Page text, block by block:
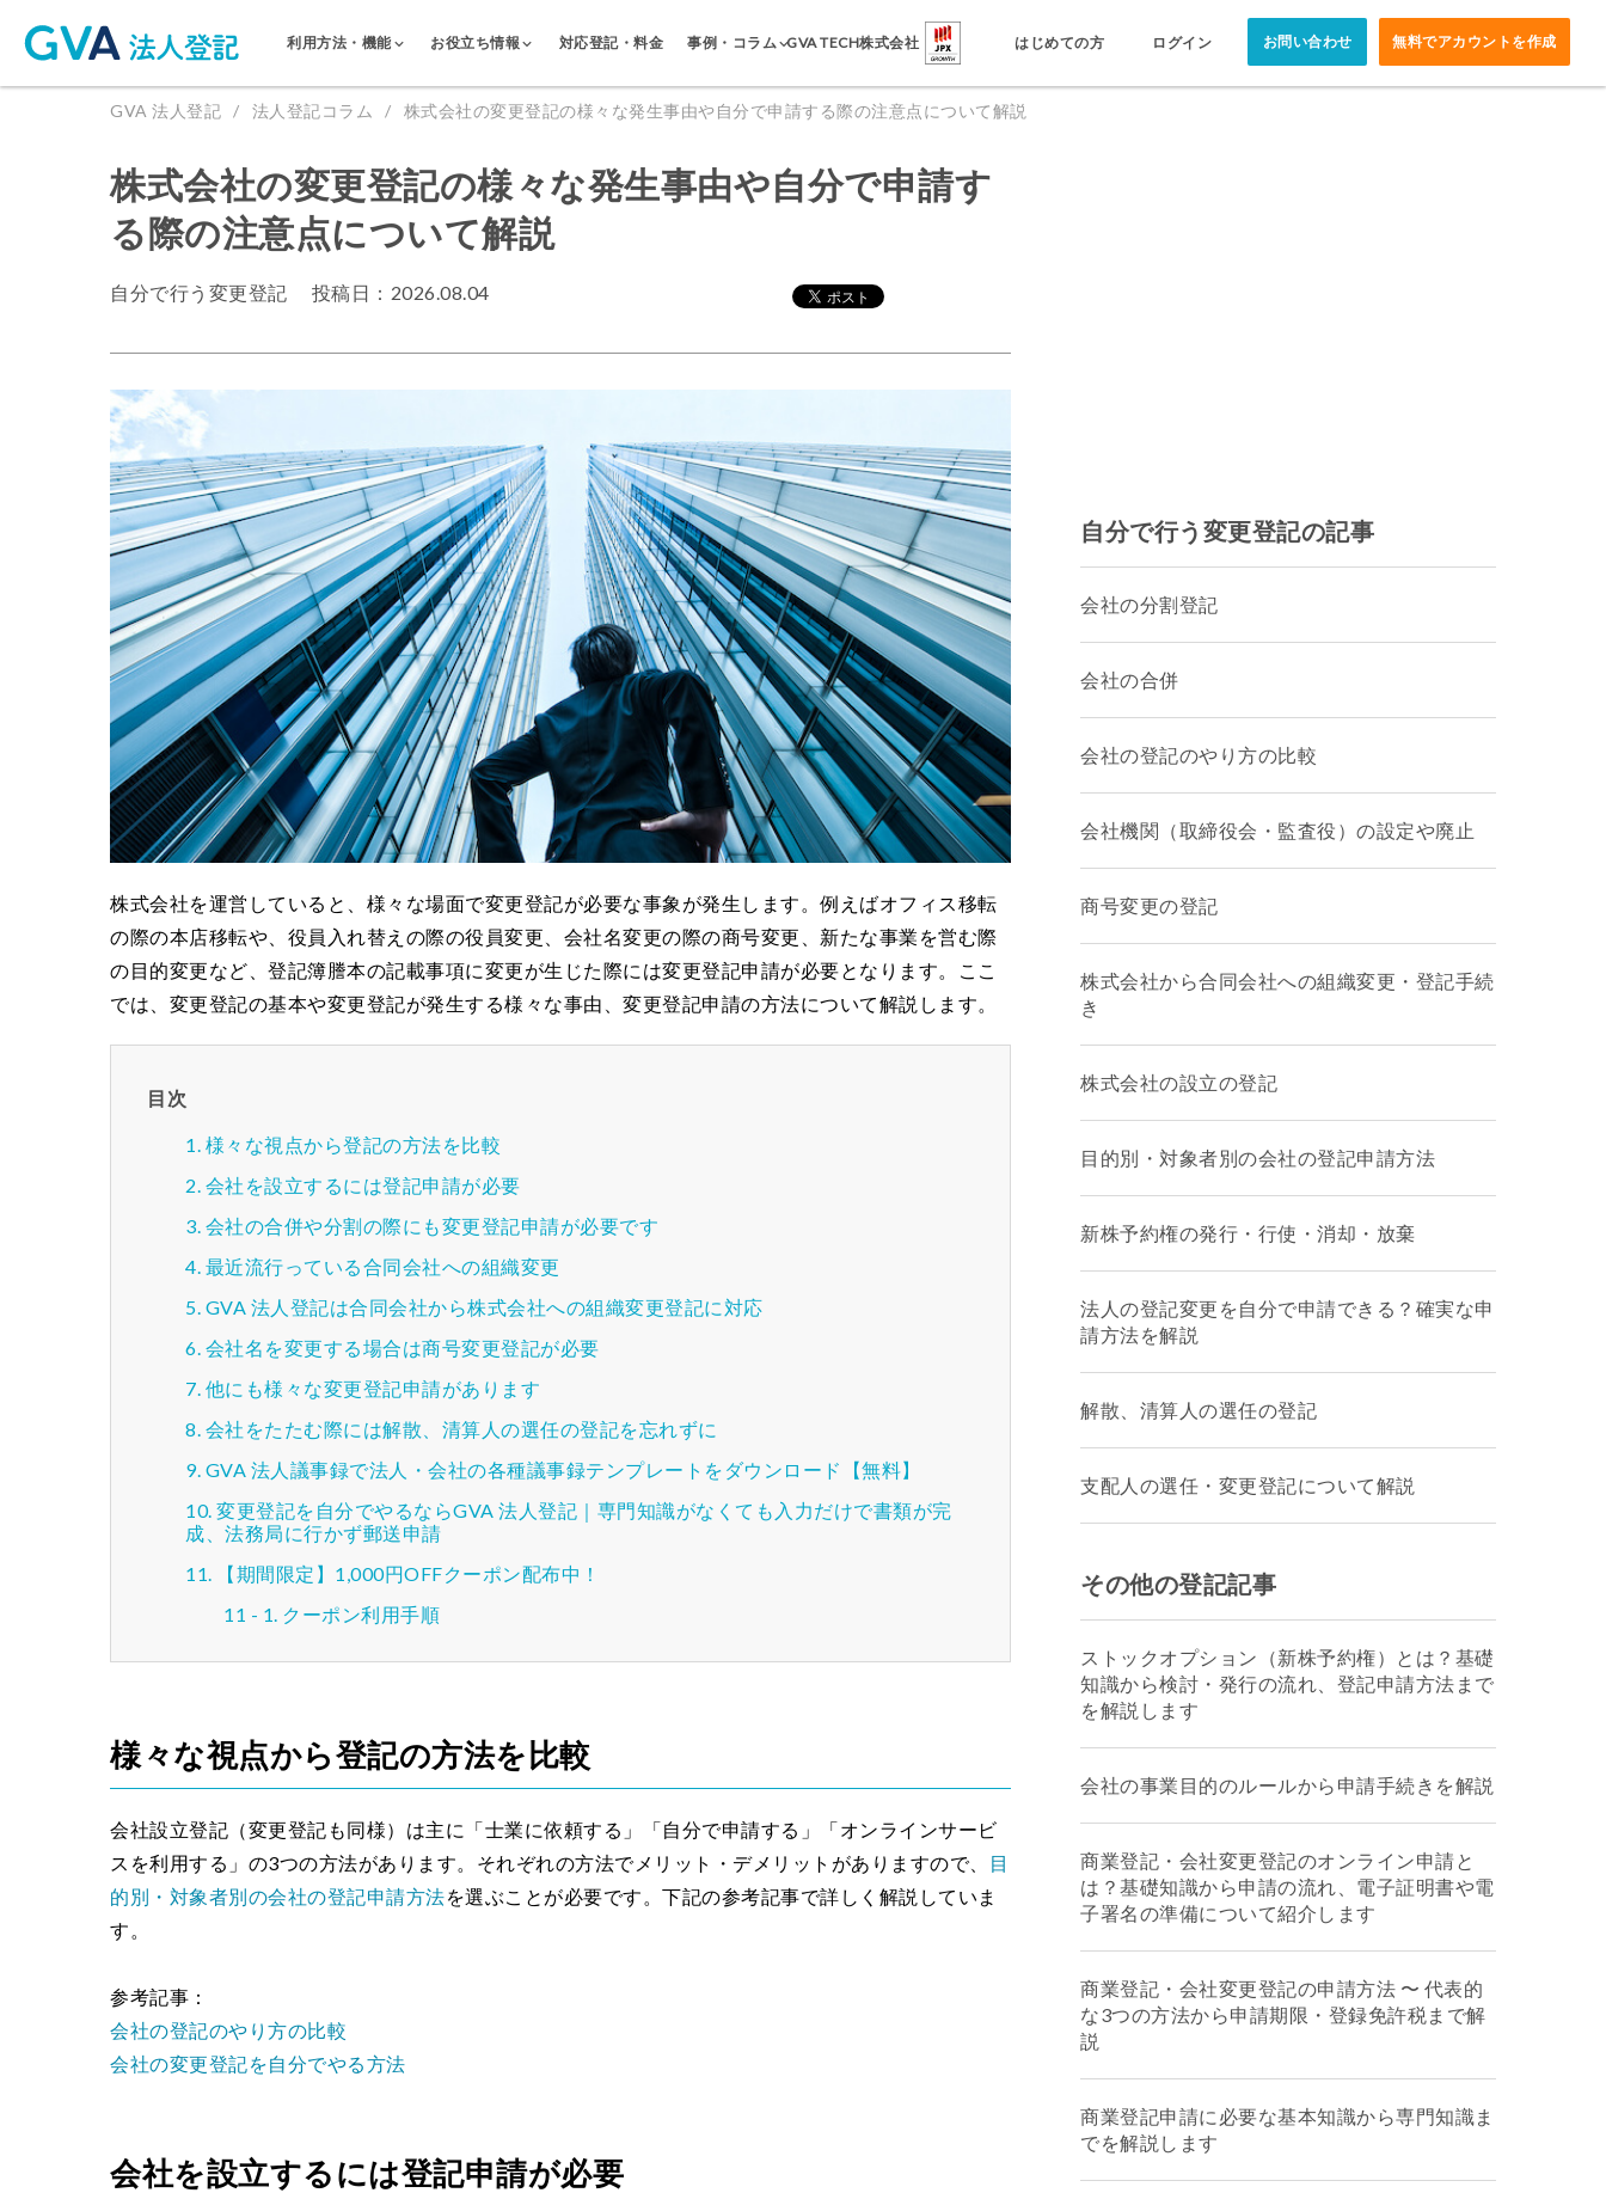
利用方法・機能 お役立ち情報 対応登記・料金 事例・コラム GVA TECH株式会社 はじめての方 ログイン お問い合わせ 無料でアカウントを作成
GVA 法人登記 法人登記コラム 株式会社の変更登記の様々な発生事由や自分で申請する際の注意点について解説
株式会社の変更登記の様々な発生事由や自分で申請す
る際の注意点について解説
自分で行う変更登記 投稿日：2026.08.04
株式会社を運営していると、様々な場面で変更登記が必要な事象が発生します。例えばオフィス移転
の際の本店移転や、役員入れ替えの際の役員変更、会社名変更の際の商号変更、新たな事業を営む際
の目的変更など、登記簿謄本の記載事項に変更が生じた際には変更登記申請が必要となります。ここ
では、変更登記の基本や変更登記が発生する様々な事由、変更登記申請の方法について解説します。
目次
様々な視点から登記の方法を比較
会社を設立するには登記申請が必要
会社の合併や分割の際にも変更登記申請が必要です
最近流行っている合同会社への組織変更
GVA 法人登記は合同会社から株式会社への組織変更登記に対応
会社名を変更する場合は商号変更登記が必要
他にも様々な変更登記申請があります
会社をたたむ際には解散、清算人の選任の登記を忘れずに
GVA 法人議事録で法人・会社の各種議事録テンプレートをダウンロード【無料】
変更登記を自分でやるならGVA 法人登記｜専門知識がなくても入力だけで書類が完
成、法務局に行かず郵送申請
【期間限定】1,000円OFFクーポン配布中！
クーポン利用手順
様々な視点から登記の方法を比較
会社設立登記（変更登記も同様）は主に「士業に依頼する」「自分で申請する」「オンラインサービ
スを利用する」の3つの方法があります。それぞれの方法でメリット・デメリットがありますので、
目
的別・対象者別の会社の登記申請方法を選ぶことが必要です。下記の参考記事で詳しく解説していま
す。
参考記事：
会社の登記のやり方の比較
会社の変更登記を自分でやる方法
会社を設立するには登記申請が必要
自分で行う変更登記の記事
会社の分割登記
会社の合併
会社の登記のやり方の比較
会社機関（取締役会・監査役）の設定や廃止
商号変更の登記
株式会社から合同会社への組織変更・登記手続
き
株式会社の設立の登記
目的別・対象者別の会社の登記申請方法
新株予約権の発行・行使・消却・放棄
法人の登記変更を自分で申請できる？確実な申
請方法を解説
解散、清算人の選任の登記
支配人の選任・変更登記について解説
その他の登記記事
ストックオプション（新株予約権）とは？基礎
知識から検討・発行の流れ、登記申請方法まで
を解説します
会社の事業目的のルールから申請手続きを解説
商業登記・会社変更登記のオンライン申請と
は？基礎知識から申請の流れ、電子証明書や電
子署名の準備について紹介します
商業登記・会社変更登記の申請方法 〜 代表的
な3つの方法から申請期限・登録免許税まで解
説
商業登記申請に必要な基本知識から専門知識ま
でを解説します